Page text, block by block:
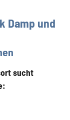
Damp und
sucht